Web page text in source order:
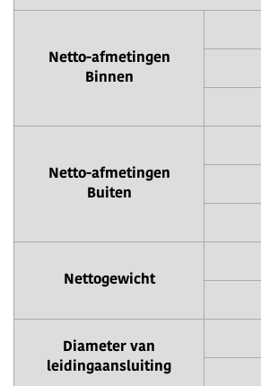
Netto-afmetingen
Binnen
Netto-afmetingen
Buiten
Nettogewicht
Diameter van
leidingaansluiting